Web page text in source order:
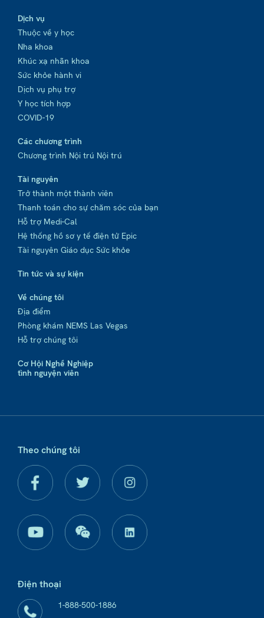
Dịch vụ
Thuộc về y học
Nha khoa
Khúc xạ nhãn khoa
Sức khỏe hành vi
Dịch vụ phụ trợ
Y học tích hợp
COVID-19
Các chương trình
Chương trình Nội trú Nội trú
Tài nguyên
Trở thành một thành viên
Thanh toán cho sự chăm sóc của bạn
Hỗ trợ Medi-Cal
Hệ thống hồ sơ y tế điện tử Epic
Tài nguyên Giáo dục Sức khỏe
Tin tức và sự kiện
Về chúng tôi
Địa điểm
Phòng khám NEMS Las Vegas
Hỗ trợ chúng tôi
Cơ Hội Nghề Nghiệp
tình nguyện viên
Theo chúng tôi
Điện thoại
1-888-500-1886